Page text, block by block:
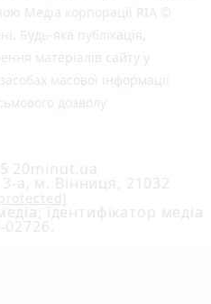
Медіа корпорації RIA ©
Будь-яка публiкацiя,
матеріалів сайту у
масової інформації
дозволу
20minut.ua
а, м. Вінниця, 21032
ідентифікатор медіа
02726.